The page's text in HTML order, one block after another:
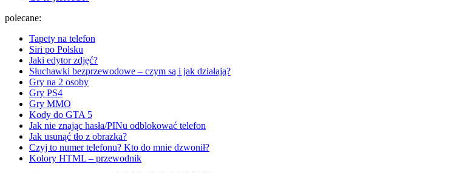
polecane:
Tapety na telefon
Siri po Polsku
Jaki edytor zdjęć?
Słuchawki bezprzewodowe – czym są i jak działają?
Gry na 2 osoby
Gry PS4
Gry MMO
Kody do GTA 5
Jak nie znając hasła/PINu odblokować telefon
Jak usunąć tło z obrazka?
Czyj to numer telefonu? Kto do mnie dzwonił?
Kolory HTML – przewodnik